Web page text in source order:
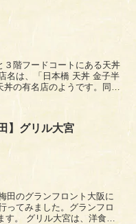
３階フードコートにある天丼
名は、「日本橋 天丼 金子半
の有名店のようです。同ブ
】グリル大宮
ってみました。グランフロ
洋食界